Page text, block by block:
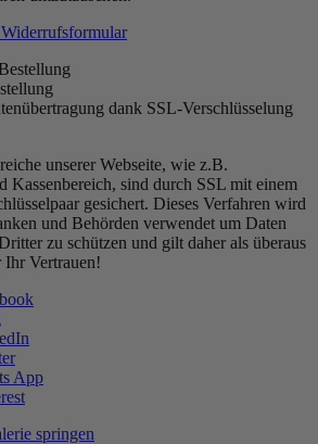
dank SSL-Verschlüsselung
unserer Webseite, wie z.B.
Kassenbereich, sind durch SSL mit einem
gesichert. Dieses Verfahren wird
und Behörden verwendet um Daten
zu schützen und gilt daher als überaus
Ihr Vertrauen!
springen